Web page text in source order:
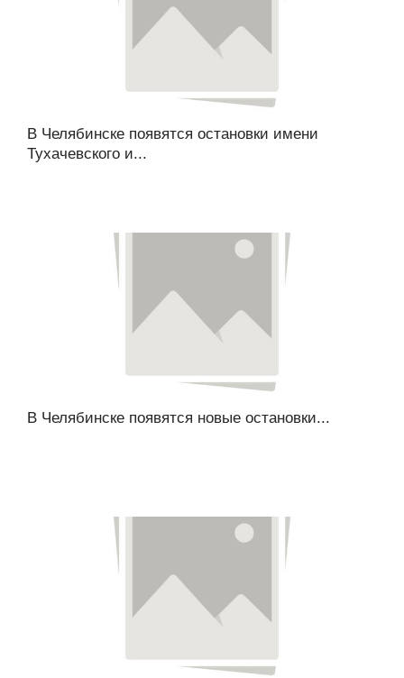
В Челябинске появятся остановки имени
Тухачевского и...
В Челябинске появятся новые остановки...